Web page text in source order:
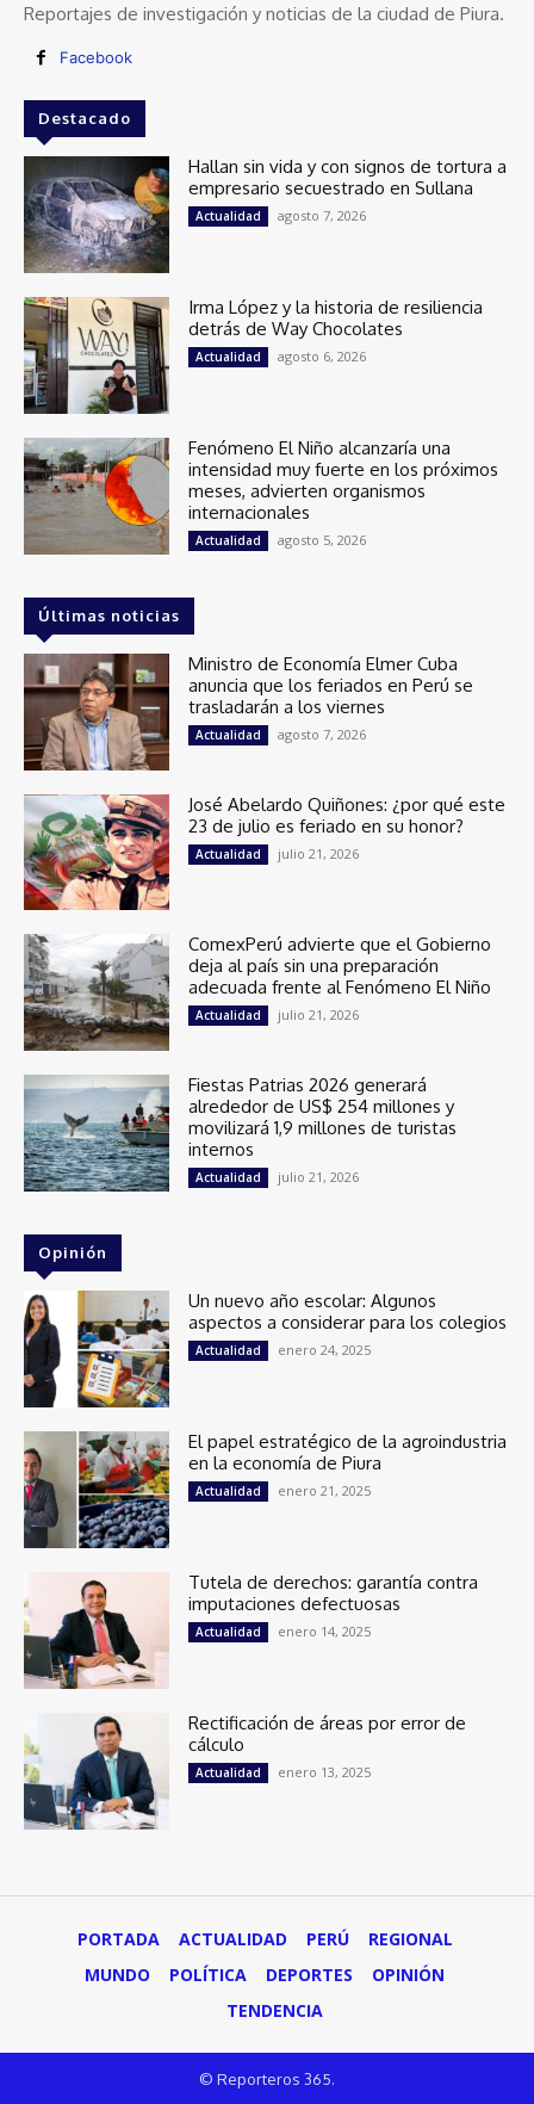
Reportajes de investigación y noticias de la ciudad de Piura.
Facebook
Destacado
Hallan sin vida y con signos de tortura a
empresario secuestrado en Sullana
Actualidad agosto 7, 2026
Irma López y la historia de resiliencia
detrás de Way Chocolates
Actualidad agosto 6, 2026
Fenómeno El Niño alcanzaría una
intensidad muy fuerte en los próximos
meses, advierten organismos
internacionales
Actualidad agosto 5, 2026
Últimas noticias
Ministro de Economía Elmer Cuba
anuncia que los feriados en Perú se
trasladarán a los viernes
Actualidad agosto 7, 2026
José Abelardo Quiñones: ¿por qué este
23 de julio es feriado en su honor?
Actualidad julio 21, 2026
ComexPerú advierte que el Gobierno
deja al país sin una preparación
adecuada frente al Fenómeno El Niño
Actualidad julio 21, 2026
Fiestas Patrias 2026 generará
alrededor de US$ 254 millones y
movilizará 1,9 millones de turistas
internos
Actualidad julio 21, 2026
Opinión
Un nuevo año escolar: Algunos
aspectos a considerar para los colegios
Actualidad enero 24, 2025
El papel estratégico de la agroindustria
en la economía de Piura
Actualidad enero 21, 2025
Tutela de derechos: garantía contra
imputaciones defectuosas
Actualidad enero 14, 2025
Rectificación de áreas por error de
cálculo
Actualidad enero 13, 2025
PORTADA ACTUALIDAD PERÚ
REGIONAL
MUNDO
POLÍTICA DEPORTES
OPINIÓN
TENDENCIA
© Reporteros 365.